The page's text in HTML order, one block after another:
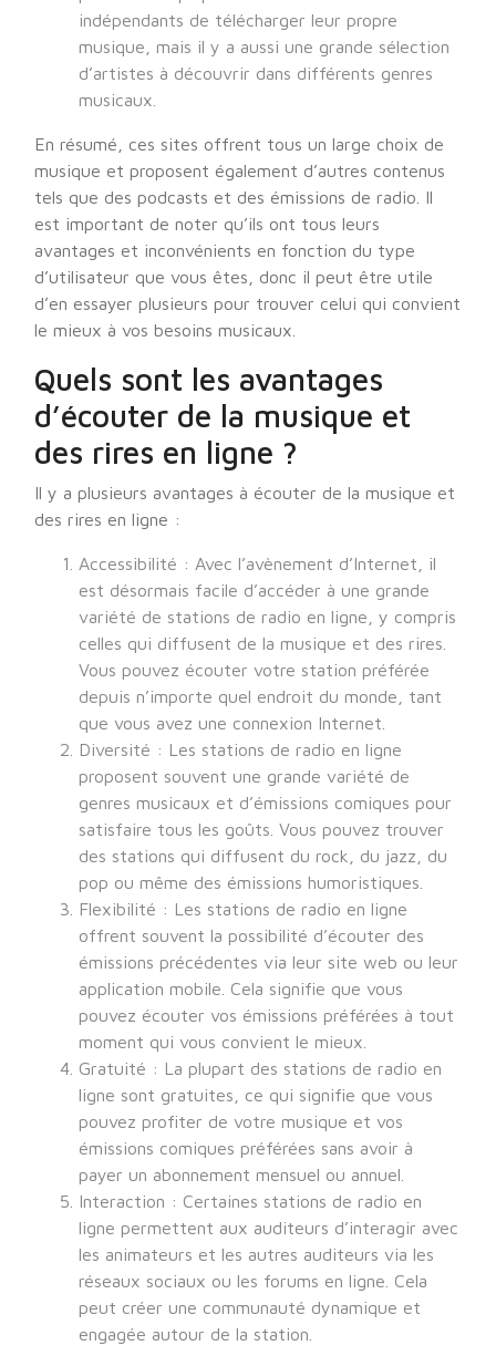
indépendants de télécharger leur propre
musique, mais il y a aussi une grande sélection
d’artistes à découvrir dans différents genres
musicaux.
En résumé, ces sites offrent tous un large choix de
musique et proposent également d’autres contenus
tels que des podcasts et des émissions de radio. Il
est important de noter qu’ils ont tous leurs
avantages et inconvénients en fonction du type
d’utilisateur que vous êtes, donc il peut être utile
d’en essayer plusieurs pour trouver celui qui convient
le mieux à vos besoins musicaux.
Quels sont les avantages
d’écouter de la musique et
des rires en ligne ?
Il y a plusieurs avantages à écouter de la musique et
des rires en ligne :
Accessibilité : Avec l’avènement d’Internet, il
est désormais facile d’accéder à une grande
variété de stations de radio en ligne, y compris
celles qui diffusent de la musique et des rires.
Vous pouvez écouter votre station préférée
depuis n’importe quel endroit du monde, tant
que vous avez une connexion Internet.
Diversité : Les stations de radio en ligne
proposent souvent une grande variété de
genres musicaux et d’émissions comiques pour
satisfaire tous les goûts. Vous pouvez trouver
des stations qui diffusent du rock, du jazz, du
pop ou même des émissions humoristiques.
Flexibilité : Les stations de radio en ligne
offrent souvent la possibilité d’écouter des
émissions précédentes via leur site web ou leur
application mobile. Cela signifie que vous
pouvez écouter vos émissions préférées à tout
moment qui vous convient le mieux.
Gratuité : La plupart des stations de radio en
ligne sont gratuites, ce qui signifie que vous
pouvez profiter de votre musique et vos
émissions comiques préférées sans avoir à
payer un abonnement mensuel ou annuel.
Interaction : Certaines stations de radio en
ligne permettent aux auditeurs d’interagir avec
les animateurs et les autres auditeurs via les
réseaux sociaux ou les forums en ligne. Cela
peut créer une communauté dynamique et
engagée autour de la station.